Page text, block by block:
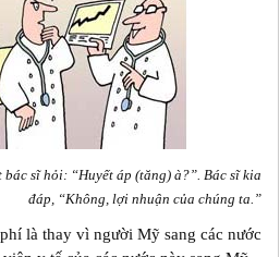
bác sĩ hỏi: “Huyết áp (tăng) à?”. Bác sĩ kia
đáp, “Không, lợi nhuận của chúng ta.”
là thay vì người Mỹ sang các nước